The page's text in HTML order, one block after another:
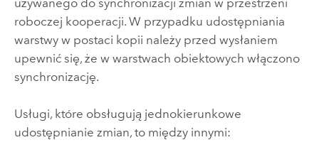
roboczej kooperacji. W przypadku udostępniania
warstwy w postaci kopii należy przed wysłaniem
upewnić się, że w warstwach obiektowych włączono
synchronizację.
Usługi, które obsługują jednokierunkowe
udostępnianie zmian, to między innymi: